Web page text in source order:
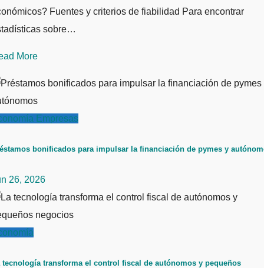
Fuentes y criterios de fiabilidad Para encontrar
sobre…
More
Empresas
bonificados para impulsar la financiación de pymes y
26, 2026
tecnología transforma el control fiscal de autónomos y pequeños